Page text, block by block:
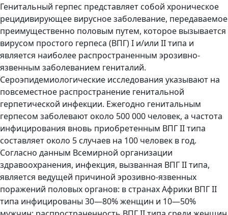
Генитальный герпес представляет собой хроническое
рецидивирующее вирусное заболевание, передаваемое
преимущественно половым путем, которое вызывается
вирусом простого герпеса (ВПГ) I и/или II типа и
является наиболее распространенным эрозивно-
язвенным заболеванием гениталий.
Сероэпидемиологические исследования указывают на
повсеместное распространение генитальной
герпетической инфекции. Ежегодно генитальным
герпесом заболевают около 500 000 человек, а частота
инфицирования вновь приобретенным ВПГ II типа
составляет около 5 случаев на 100 человек в год.
Согласно данным Всемирной организации
здравоохранения, инфекция, вызванная ВПГ II типа,
является ведущей причиной эрозивно-язвенных
поражений половых органов: в странах Африки ВПГ II
типа инфицированы 30—80% женщин и 10—50%